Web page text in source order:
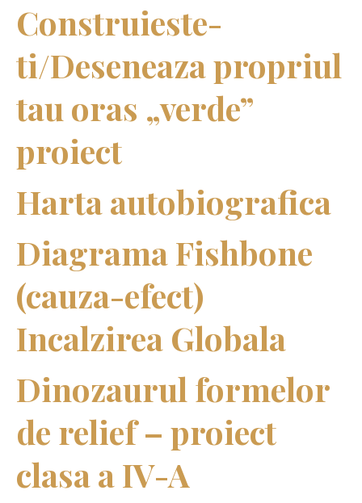
Construieste-
ti/Deseneaza propriul
tau oras „verde”
proiect
Harta autobiografica
Diagrama Fishbone
(cauza-efect)
Incalzirea Globala
Dinozaurul formelor
de relief – proiect
clasa a IV-A